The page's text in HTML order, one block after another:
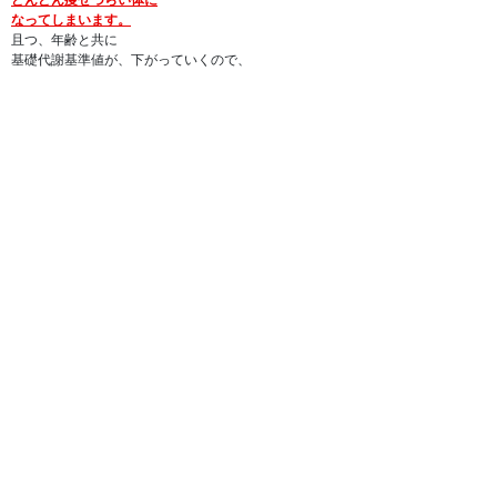
なってしまいます。
且つ、年齢と共に
基礎代謝基準値が、下がっていくので、